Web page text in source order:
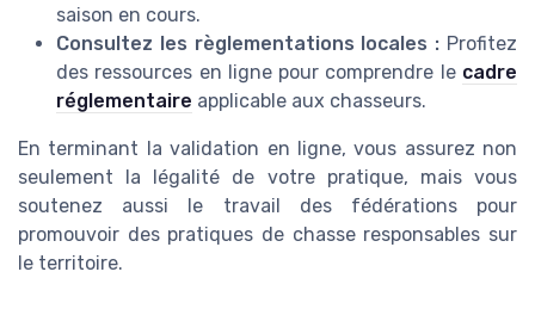
saison en cours.
Consultez les règlementations locales : Profitez
des ressources en ligne pour comprendre le cadre
réglementaire applicable aux chasseurs.
En terminant la validation en ligne, vous assurez non
seulement la légalité de votre pratique, mais vous
soutenez aussi le travail des fédérations pour
promouvoir des pratiques de chasse responsables sur
le territoire.